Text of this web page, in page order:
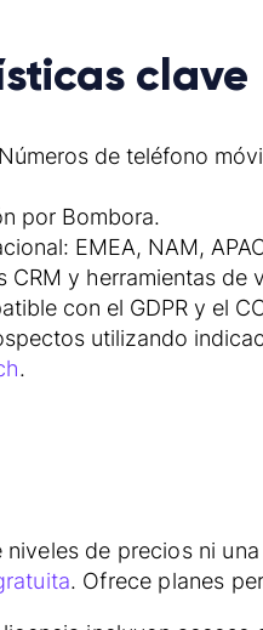
clave
de teléfono
por Bombora.
EMEA, NAM,
CRM y herramientas de
con el GDPR y el
utilizando
.
de precios ni
. Ofrece planes